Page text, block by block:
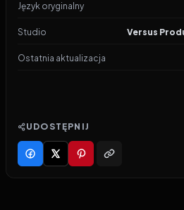
Język oryginalny
Studio Versus
Ostatnia aktualizacja
UDOSTĘPNIJ